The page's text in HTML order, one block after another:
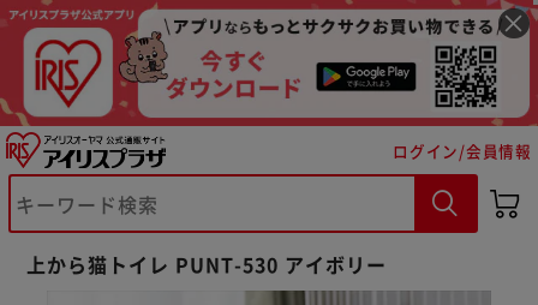
ログイン/会員情報
上から猫トイレ PUNT-530 アイボリー